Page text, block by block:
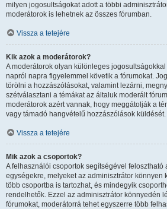
milyen jogosultságokat adott a többi
moderátorok is lehetnek az összes fórumban.
Vissza a tetejére
Kik azok a moderátorok?
A moderátorok olyan különleges
napról napra figyelemmel követik a fórumokat.
törölni a hozzászólásokat, valamint lezárni,
szétválasztani a témákat az általuk moderált
moderátorok azért vannak, hogy meggátolják a
vagy támadó hangvételű hozzászólások küldését.
Vissza a tetejére
Mik azok a csoportok?
A felhasználói csoportok segítségével felosztható
egységekre, melyeket az adminisztrátor könnyen
több csoportba is tartozhat, és mindegyik
rendelhetők. Ezzel az adminisztrátor könnyedén
fórumokat, moderátorrá tehet egyszerre több